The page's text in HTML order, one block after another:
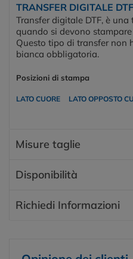
TRANSFER DIGITALE DTF
Transfer digitale DTF, è
quando si devono
Questo tipo di transfer non
bianca obbligatoria.
Posizioni di stampa
LATO CUORE LATO OPPOSTO
Misure taglie
Disponibilità
Richiedi Informazioni